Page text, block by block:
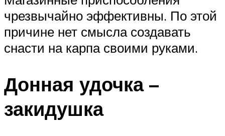
чрезвычайно эффективны. По этой
причине нет смысла создавать
снасти на карпа своими руками.
Донная удочка –
закидушка